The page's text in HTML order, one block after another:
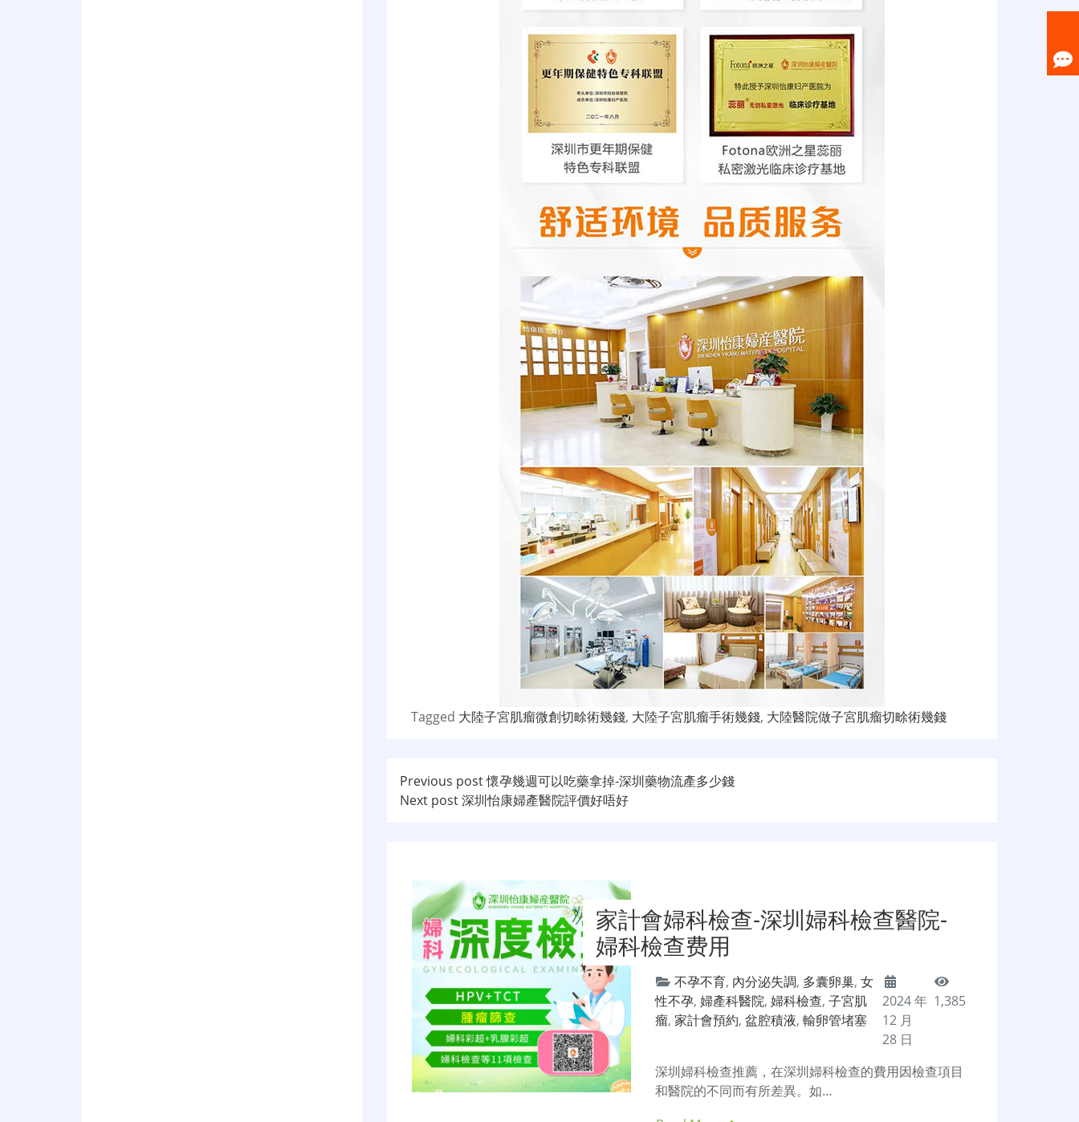
Tagged 大陸子宮肌瘤微創切畭術幾錢, 大陸子宮肌瘤手術幾錢, 大陸醫院做子宮肌瘤切畭術幾錢
文
章
航
Previous post懷孕幾週可以吃藥拿掉-深圳藥物流產多少錢
Next post深圳怡康婦產醫院評價好唔好
家計會婦科檢查-深圳婦科檢查醫院-
婦科檢查费用
不孕不育, 內分泌失調, 多囊卵巢,女
性不孕,婦產科醫院,婦科檢查,子宮肌
瘤,家計會預約,盆腔積液,輸卵管堵塞
2024 年
12 月
28 日
1,385
深圳婦科檢查推薦，在深圳婦科檢查的費用因檢查項目
和醫院的不同而有所差異。如…